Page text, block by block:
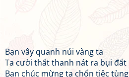
Bạn vây quanh núi vàng ta
Ta cười thất thanh nát ra bụi đất
Bạn chúc mừng ta chốn tiệc tùng